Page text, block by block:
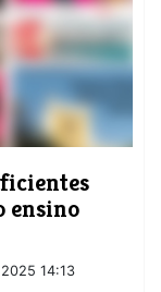
ensino
14:13